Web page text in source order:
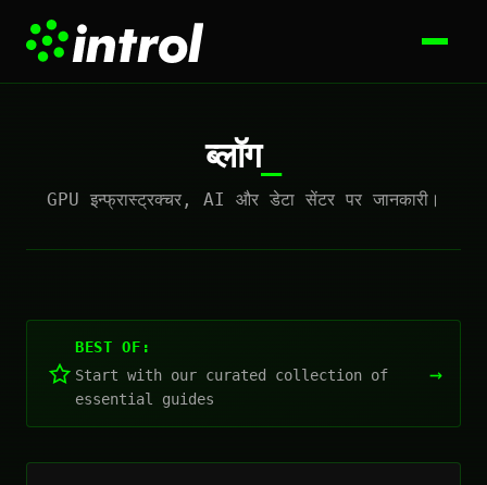
ब्लॉग
GPU इन्फ्रास्ट्रक्चर, AI और डेटा सेंटर पर जानकारी।
BEST OF:
Start with our curated collection of
essential guides
→